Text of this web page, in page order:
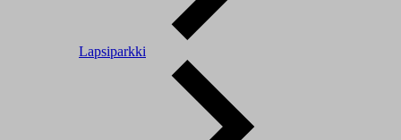
Lapsiparkki